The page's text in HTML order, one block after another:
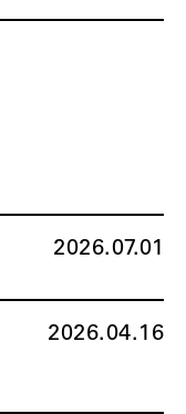
2026.07.01
2026.04.16